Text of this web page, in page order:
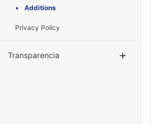
Additions
Privacy Policy
Transparencia